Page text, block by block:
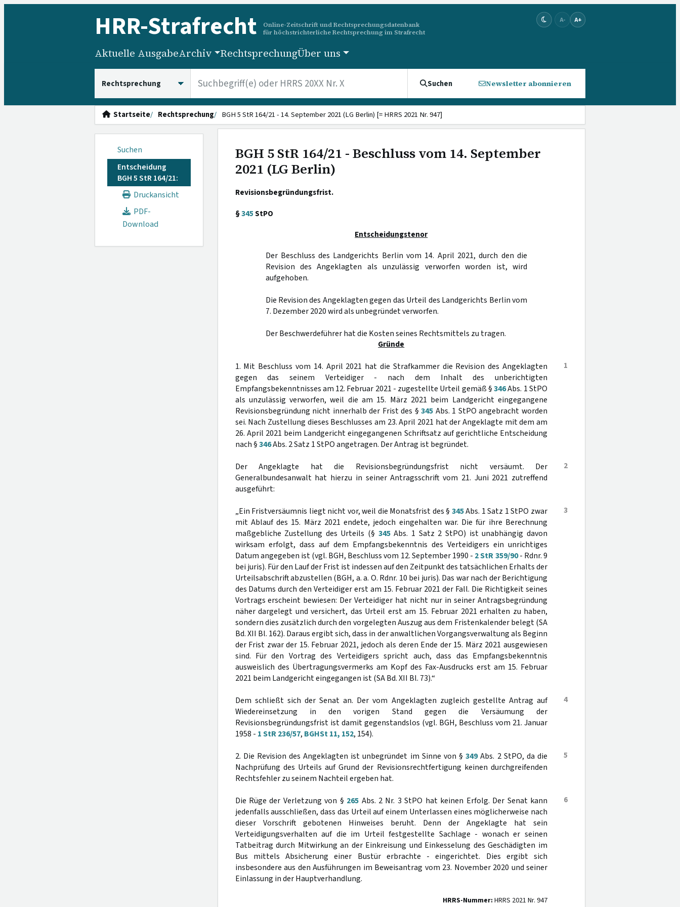
HRR-Strafrecht
Online-Zeitschrift und Rechtsprechungsdatenbank
für höchstrichterliche Rechtsprechung im Strafrecht
A- A+
Aktuelle AusgabeArchiv RechtsprechungÜber uns
Suchen Newsletter abonnieren
Startseite Rechtsprechung BGH 5 StR 164/21 - 14. September 2021 (LG Berlin) [= HRRS 2021 Nr. 947]
Suchen
Entscheidung
BGH 5 StR 164/21:
Druckansicht
PDF-
Download
BGH 5 StR 164/21 - Beschluss vom 14. September
2021 (LG Berlin)
Revisionsbegründungsfrist.
§345StPO
Entscheidungstenor
Der Beschluss des Landgerichts Berlin vom 14. April 2021, durch den die
Revision des Angeklagten als unzulässig verworfen worden ist, wird
aufgehoben.
Die Revision des Angeklagten gegen das Urteil des Landgerichts Berlin vom
7. Dezember 2020 wird als unbegründet verworfen.
Der Beschwerdeführer hat die Kosten seines Rechtsmittels zu tragen.
Gründe
1
1. Mit Beschluss vom 14. April 2021 hat die Strafkammer die Revision des Angeklagten
gegen das seinem Verteidiger - nach dem Inhalt des unberichtigten
Empfangsbekenntnisses am 12. Februar 2021 - zugestellte Urteil gemäß §346Abs. 1 StPO
als unzulässig verworfen, weil die am 15. März 2021 beim Landgericht eingegangene
Revisionsbegründung nicht innerhalb der Frist des §345 Abs. 1 StPO angebracht worden
sei. Nach Zustellung dieses Beschlusses am 23. April 2021 hat der Angeklagte mit dem am
26. April 2021 beim Landgericht eingegangenen Schriftsatz auf gerichtliche Entscheidung
nach §346Abs. 2 Satz 1 StPO angetragen. Der Antrag ist begründet.
2
Der Angeklagte hat die Revisionsbegründungsfrist nicht versäumt. Der
Generalbundesanwalt hat hierzu in seiner Antragsschrift vom 21. Juni 2021 zutreffend
ausgeführt:
3
„Ein Fristversäumnis liegt nicht vor, weil die Monatsfrist des § 345Abs. 1 Satz 1 StPO zwar
mit Ablauf des 15. März 2021 endete, jedoch eingehalten war. Die für ihre Berechnung
maßgebliche Zustellung des Urteils (§ 345Abs. 1 Satz 2 StPO) ist unabhängig davon
wirksam erfolgt, dass auf dem Empfangsbekenntnis des Verteidigers ein unrichtiges
Datum angegeben ist (vgl. BGH, Beschluss vom 12. September 1990 - 2 StR 359/90- Rdnr. 9
bei juris). Für den Lauf der Frist ist indessen auf den Zeitpunkt des tatsächlichen Erhalts der
Urteilsabschrift abzustellen (BGH, a. a. O. Rdnr. 10 bei juris). Das war nach der Berichtigung
des Datums durch den Verteidiger erst am 15. Februar 2021 der Fall. Die Richtigkeit seines
Vortrags erscheint bewiesen: Der Verteidiger hat nicht nur in seiner Antragsbegründung
näher dargelegt und versichert, das Urteil erst am 15. Februar 2021 erhalten zu haben,
sondern dies zusätzlich durch den vorgelegten Auszug aus dem Fristenkalender belegt (SA
Bd. XII Bl. 162). Daraus ergibt sich, dass in der anwaltlichen Vorgangsverwaltung als Beginn
der Frist zwar der 15. Februar 2021, jedoch als deren Ende der 15. März 2021 ausgewiesen
sind. Für den Vortrag des Verteidigers spricht auch, dass das Empfangsbekenntnis
ausweislich des Übertragungsvermerks am Kopf des Fax-Ausdrucks erst am 15. Februar
2021 beim Landgericht eingegangen ist (SA Bd. XII Bl. 73).“
4
Dem schließt sich der Senat an. Der vom Angeklagten zugleich gestellte Antrag auf
Wiedereinsetzung in den vorigen Stand gegen die Versäumung der
Revisionsbegründungsfrist ist damit gegenstandslos (vgl. BGH, Beschluss vom 21. Januar
1958 - 1 StR 236/57, BGHSt 11, 152, 154).
5
2. Die Revision des Angeklagten ist unbegründet im Sinne von §349Abs. 2 StPO, da die
Nachprüfung des Urteils auf Grund der Revisionsrechtfertigung keinen durchgreifenden
Rechtsfehler zu seinem Nachteil ergeben hat.
6
Die Rüge der Verletzung von § 265 Abs. 2 Nr. 3 StPO hat keinen Erfolg. Der Senat kann
jedenfalls ausschließen, dass das Urteil auf einem Unterlassen eines möglicherweise nach
dieser Vorschrift gebotenen Hinweises beruht. Denn der Angeklagte hat sein
Verteidigungsverhalten auf die im Urteil festgestellte Sachlage - wonach er seinen
Tatbeitrag durch Mitwirkung an der Einkreisung und Einkesselung des Geschädigten im
Bus mittels Absicherung einer Bustür erbrachte - eingerichtet. Dies ergibt sich
insbesondere aus den Ausführungen im Beweisantrag vom 23. November 2020 und seiner
Einlassung in der Hauptverhandlung.
HRRS-Nummer: HRRS 2021 Nr. 947